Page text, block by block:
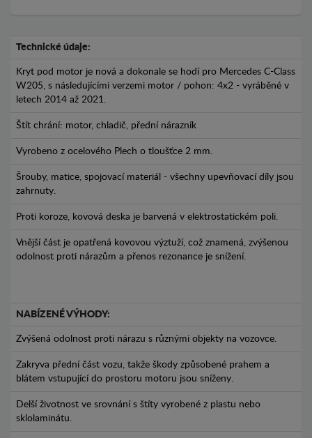
Technické údaje:
Kryt pod motor je nová a dokonale se hodí pro Mercedes C-Class
W205, s následujícími verzemi motor / pohon: 4x2 - vyráběné v
letech 2014 až 2021.
Štít chrání: motor, chladič, přední nárazník
Vyrobeno z ocelového Plech o tloušťce 2 mm.
Šrouby, matice, spojovací materiál - všechny upevňovací díly jsou
zahrnuty.
Proti koroze, kovová deska je barvená v elektrostatickém poli.
Vnější část je opatřená kovovou výztuží, což znamená, zvýšenou
odolnost proti nárazům a přenos rezonance je snížení.
NABÍZENÉ VÝHODY:
Zvýšená odolnost proti nárazu s různými objekty na vozovce.
Zakryva přední část vozu, takže škody způsobené prahem a
blátem vstupující do prostoru motoru jsou sníženy.
Delší životnost ve srovnání s štíty vyrobené z plastu nebo
sklolaminátu.